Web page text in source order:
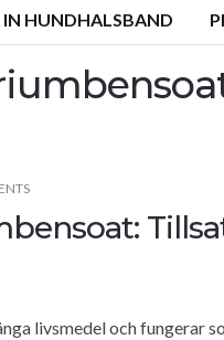
HUNDHALSBAND
livsmedel och fungerar